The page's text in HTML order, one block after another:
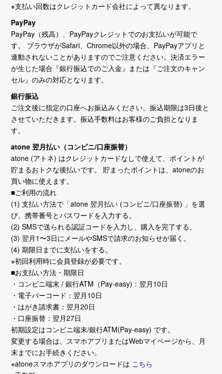
※支払い回数はクレジットカード会社によって異なります。
PayPay
PayPay（残高）、PayPayクレジットでのお支払いが可能で
す。 ブラウザがSafari、Chrome以外の場合、PayPayアプリと
連動されないことがありますのでご注意ください。決済エラー
が生じた場合『銀行振込でのご入金』または『ご注文のキャン
セル』のみの対応となります。
銀行振込
ご注文後に指定の口座へお振込みください。振込期限は3日後と
させていただきます。振込手数料はお客様のご負担となりま
す。
atone 翌月払い（コンビニ/口座振替）
atone (アトネ) はクレジットカードなしで使えて、ポイントが
貯まるおトクな後払いです。 貯まったポイントは、atoneのお
買い物に使えます。
■ご利用の流れ
(1) 支払い方法で「atone 翌月払い (コンビニ/口座振替) 」を選
び、携帯番号とパスワードを入力する。
(2) SMSで送られる認証コードを入力し、購入を完了する。
(3) 翌月1〜3日にメールやSMSで請求のお知らせが届く。
(4) 期限日までに支払いをする。
※初回利用時に会員登録が必要です。
■お支払い方法・期限日
・コンビニ端末 / 銀行ATM（Pay-easy)：翌月10日
・電子バーコード：翌月10日
・はがき請求書：翌月20日
・口座振替：翌月27日
初期設定はコンビニ端末/銀行ATM(Pay-easy) です。
変更する場合は、スマホアプリまたはWebマイページから、月
末までにお手続きください。
※atoneスマホアプリのダウンロードは こちら